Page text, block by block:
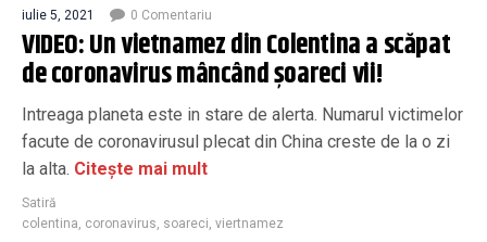
iulie 5, 2021 0 Comentariu
VIDEO: Un vietnamez din Colentina a scăpat
de coronavirus mâncând șoareci vii!
Intreaga planeta este in stare de alerta. Numarul victimelor
facute de coronavirusul plecat din China creste de la o zi
la alta. Citește mai mult
Satiră
colentina, coronavirus, soareci, viertnamez